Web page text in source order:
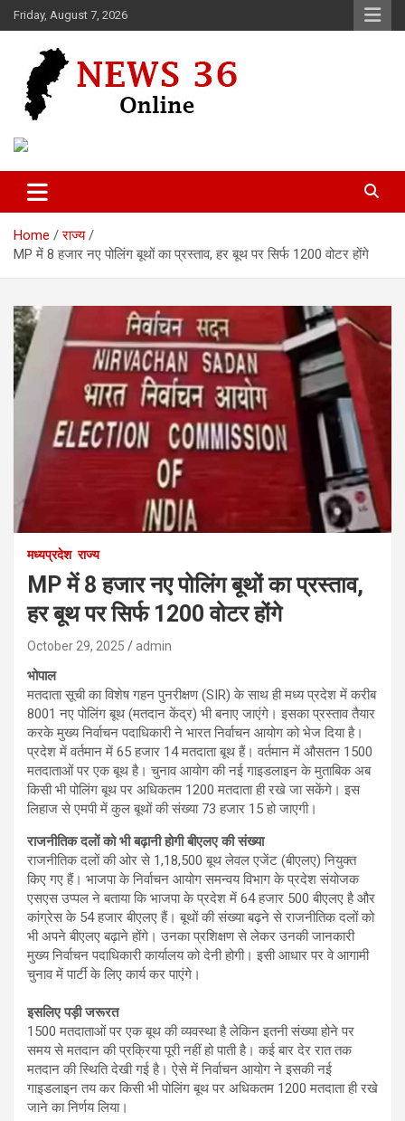
Skip
to
Friday, August 7, 2026
News 36
Home
राज्य
MP में 8 हजार नए पोलिंग बूथों का प्रस्ताव, हर बूथ पर सिर्फ 1200 वोटर होंगे
मध्यप्रदेश राज्य
MP में 8 हजार नए पोलिंग बूथों का प्रस्ताव,
हर बूथ पर सिर्फ 1200 वोटर होंगे
October 29, 2025 admin
भोपाल
मतदाता सूची का विशेष गहन पुनरीक्षण (SIR) के साथ ही मध्य प्रदेश में करीब
8001 नए पोलिंग बूथ (मतदान केंद्र) भी बनाए जाएंगे। इसका प्रस्ताव तैयार
करके मुख्य निर्वाचन पदाधिकारी ने भारत निर्वाचन आयोग को भेज दिया है।
प्रदेश में वर्तमान में 65 हजार 14 मतदाता बूथ हैं। वर्तमान में औसतन 1500
मतदाताओं पर एक बूथ है। चुनाव आयोग की नई गाइडलाइन के मुताबिक अब
किसी भी पोलिंग बूथ पर अधिकतम 1200 मतदाता ही रखे जा सकेंगे। इस
लिहाज से एमपी में कुल बूथों की संख्या 73 हजार 15 हो जाएगी।
राजनीतिक दलों को भी बढ़ानी होगी बीएलए की संख्या
राजनीतिक दलों की ओर से 1,18,500 बूथ लेवल एजेंट (बीएलए) नियुक्त
किए गए हैं। भाजपा के निर्वाचन आयोग समन्वय विभाग के प्रदेश संयोजक
एसएस उप्पल ने बताया कि भाजपा के प्रदेश में 64 हजार 500 बीएलए है और
कांग्रेस के 54 हजार बीएलए हैं। बूथों की संख्या बढ़ने से राजनीतिक दलों को
भी अपने बीएलए बढ़ाने होंगे। उनका प्रशिक्षण से लेकर उनकी जानकारी
मुख्य निर्वाचन पदाधिकारी कार्यालय को देनी होगी। इसी आधार पर वे आगामी
चुनाव में पार्टी के लिए कार्य कर पाएंगे।
इसलिए पड़ी जरूरत
1500 मतदाताओं पर एक बूथ की व्यवस्था है लेकिन इतनी संख्या होने पर
समय से मतदान की प्रक्रिया पूरी नहीं हो पाती है। कई बार देर रात तक
मतदान की स्थिति देखी गई है। ऐसे में निर्वाचन आयोग ने इसकी नई
गाइडलाइन तय कर किसी भी पोलिंग बूथ पर अधिकतम 1200 मतदाता ही रखे
जाने का निर्णय लिया।